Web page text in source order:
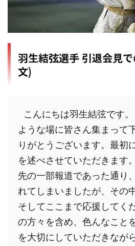
羽生結弦選手 引退会見
文)
ような場に皆さん集まって
りがとうございます。最初
を述べさせていただきます。
先の一部報道であった通り
れてしまいましたが、その
そしてここまで応援してく
の方々を含め、色んなこと
を大切にしていただきなが